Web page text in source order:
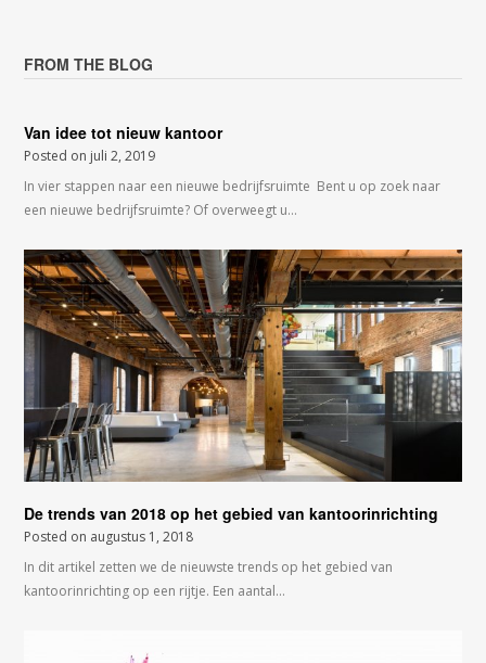
FROM THE BLOG
Van idee tot nieuw kantoor
Posted on juli 2, 2019
In vier stappen naar een nieuwe bedrijfsruimte Bent u op zoek naar
een nieuwe bedrijfsruimte? Of overweegt u…
De trends van 2018 op het gebied van kantoorinrichting
Posted on augustus 1, 2018
In dit artikel zetten we de nieuwste trends op het gebied van
kantoorinrichting op een rijtje. Een aantal…